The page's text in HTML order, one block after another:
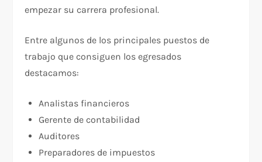
empezar su carrera profesional.
Entre algunos de los principales puestos de
trabajo que consiguen los egresados
destacamos:
Analistas financieros
Gerente de contabilidad
Auditores
Preparadores de impuestos